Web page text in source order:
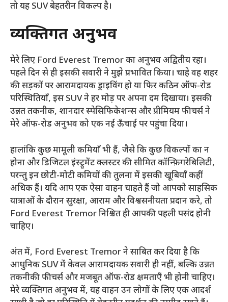
तो यह SUV बेहतरीन विकल्प है।
व्यक्तिगत अनुभव
मेरे लिए Ford Everest Tremor का अनुभव अद्वितीय रहा।
पहले दिन से ही इसकी सवारी ने मुझे प्रभावित किया। चाहे वह शहर
की सड़कों पर आरामदायक ड्राइविंग हो या फिर कठिन ऑफ-रोड
परिस्थितियाँ, इस SUV ने हर मोड़ पर अपना दम दिखाया। इसकी
उन्नत तकनीक, शानदार स्पेसिफिकेशन्स और प्रीमियम फीचर्स ने
मेरे ऑफ-रोड अनुभव को एक नई ऊँचाई पर पहुंचा दिया।
हालांकि कुछ मामूली कमियाँ भी हैं, जैसे कि कुछ विकल्पों का न
होना और डिजिटल इंस्ट्रूमेंट क्लस्टर की सीमित कॉन्फ़िगरेबिलिटी,
परन्तु इन छोटी-मोटी कमियों की तुलना में इसकी खूबियाँ कहीं
अधिक हैं। यदि आप एक ऐसा वाहन चाहते हैं जो आपको साहसिक
यात्राओं के दौरान सुरक्षा, आराम और विश्वसनीयता प्रदान करे, तो
Ford Everest Tremor निश्चित ही आपकी पहली पसंद होनी
चाहिए।
अंत में, Ford Everest Tremor ने साबित कर दिया है कि
आधुनिक SUV में केवल आरामदायक सवारी ही नहीं, बल्कि उन्नत
तकनीकी फीचर्स और मजबूत ऑफ-रोड क्षमताएँ भी होनी चाहिए।
मेरे व्यक्तिगत अनुभव में, यह वाहन उन लोगों के लिए एक आदर्श